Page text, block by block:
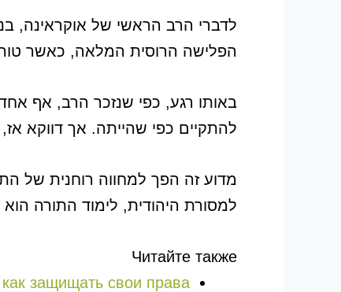
לדברי הרב הראשי של אוקראינה,
הפלישה הרוסית המלאה, כאשר
באותו רגע, כפי שנזכר הרב, אף
להתקיים כפי שהייתה. אך דווקא
מדוע זה הפך למחווה רוחנית של
למסורת היהודית, לימוד התורה
Читайте также
защищать свои права